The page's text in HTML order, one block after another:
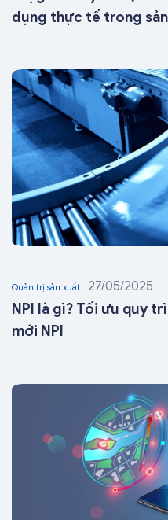
dụng thực tế trong
Quản trị sản xuất 27/05/2025
NPI là gì? Tối ưu quy
mới NPI